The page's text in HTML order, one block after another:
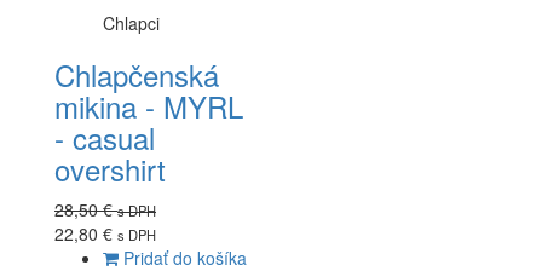
Chlapci
Chlapčenská
mikina - MYRL
- casual
overshirt
28,50 €s DPH
22,80 € s DPH
Pridať do košíka